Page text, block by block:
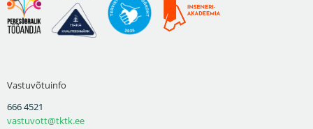
Vastuvõtuinfo
666 4521
vastuvott@tktk.ee